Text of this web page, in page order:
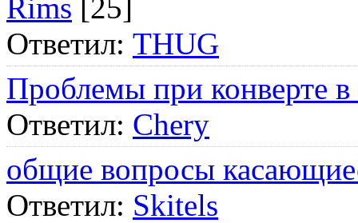
Rims [25]
Ответил: THUG
Проблемы при конверте
Ответил: Chery
общие вопросы
Ответил: Skitels